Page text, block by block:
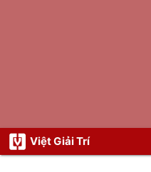
Việt Giải Trí